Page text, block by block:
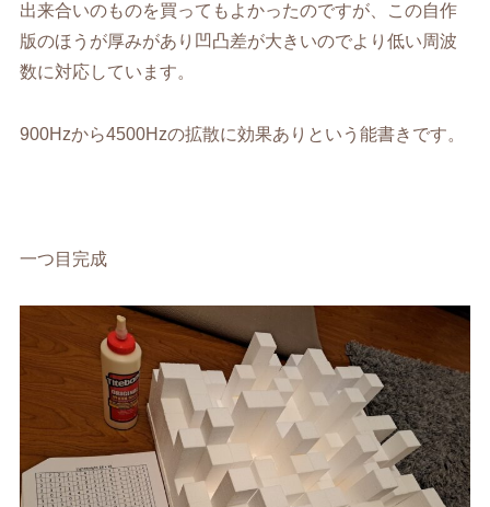
出来合いのものを買ってもよかったのですが、この自作
版のほうが厚みがあり凹凸差が大きいのでより低い周波
数に対応しています。
900Hzから4500Hzの拡散に効果ありという能書きです。
一つ目完成